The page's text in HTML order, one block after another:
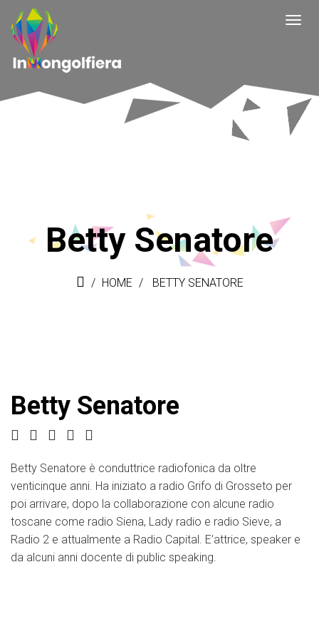
Betty Senatore
HOME BETTY SENATORE
Betty Senatore
Betty Senatore è conduttrice radiofonica da oltre
venticinque anni. Ha iniziato a radio Grifo di Grosseto per
poi arrivare, dopo la collaborazione con alcune radio
toscane come radio Siena, Lady radio e radio Sieve, a
Radio 2 e attualmente a Radio Capital. E’attrice, speaker e
da alcuni anni docente di public speaking.